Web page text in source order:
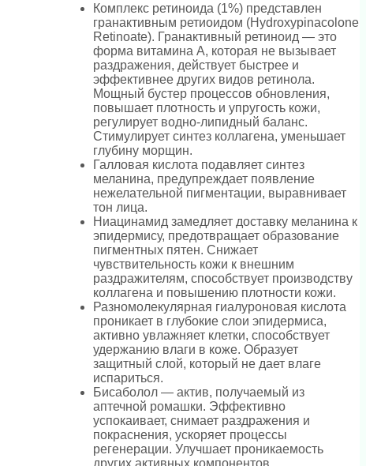
Комплекс ретиноида (1%) представлен
гранактивным ретиоидом (Hydroxypinacolone
Retinoate). Гранактивный ретиноид — это
форма витамина А, которая не вызывает
раздражения, действует быстрее и
эффективнее других видов ретинола.
Мощный бустер процессов обновления,
повышает плотность и упругость кожи,
регулирует водно-липидный баланс.
Стимулирует синтез коллагена, уменьшает
глубину морщин.
Галловая кислота подавляет синтез
меланина, предупреждает появление
нежелательной пигментации, выравнивает
тон лица.
Ниацинамид замедляет доставку меланина к
эпидермису, предотвращает образование
пигментных пятен. Снижает
чувствительность кожи к внешним
раздражителям, способствует производству
коллагена и повышению плотности кожи.
Разномолекулярная гиалуроновая кислота
проникает в глубокие слои эпидермиса,
активно увлажняет клетки, способствует
удержанию влаги в коже. Образует
защитный слой, который не дает влаге
испариться.
Бисаболол — актив, получаемый из
аптечной ромашки. Эффективно
успокаивает, снимает раздражения и
покраснения, ускоряет процессы
регенерации. Улучшает проникаемость
других активных компонентов.